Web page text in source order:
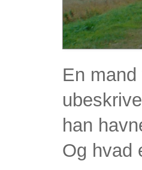
En
han
Og hvad